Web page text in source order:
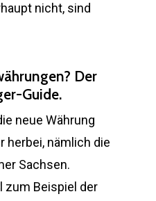
nicht, sind
Der
Guide.
neue Währung
herbei, nämlich die
Sachsen.
zum Beispiel der